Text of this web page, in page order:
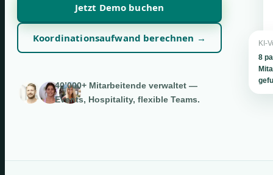
Jetzt Demo buchen
Koordinationsaufwand berechnen →
40’000+ Mitarbeitende verwaltet —
Events, Hospitality, flexible Teams.
KI-
8